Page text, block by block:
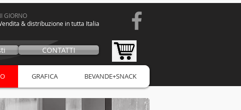
CONTATTI
GIORNO
endita & distribuzione in tutta Italia
GRAFICA BEVANDE+SNACK